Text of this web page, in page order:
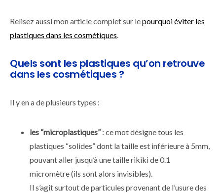
Relisez aussi mon article complet sur lepourquoi éviter les
plastiques dans les cosmétiques.
Quels sont les plastiques qu’on retrouve
dans les cosmétiques ?
Il y en a de plusieurs types :
les “microplastiques” : ce mot désigne tous les
plastiques “solides” dont la taille est inférieure à 5mm,
pouvant aller jusqu’à une taille rikiki de 0.1
micromètre (ils sont alors invisibles).
Il s’agit surtout de particules provenant de l’usure des